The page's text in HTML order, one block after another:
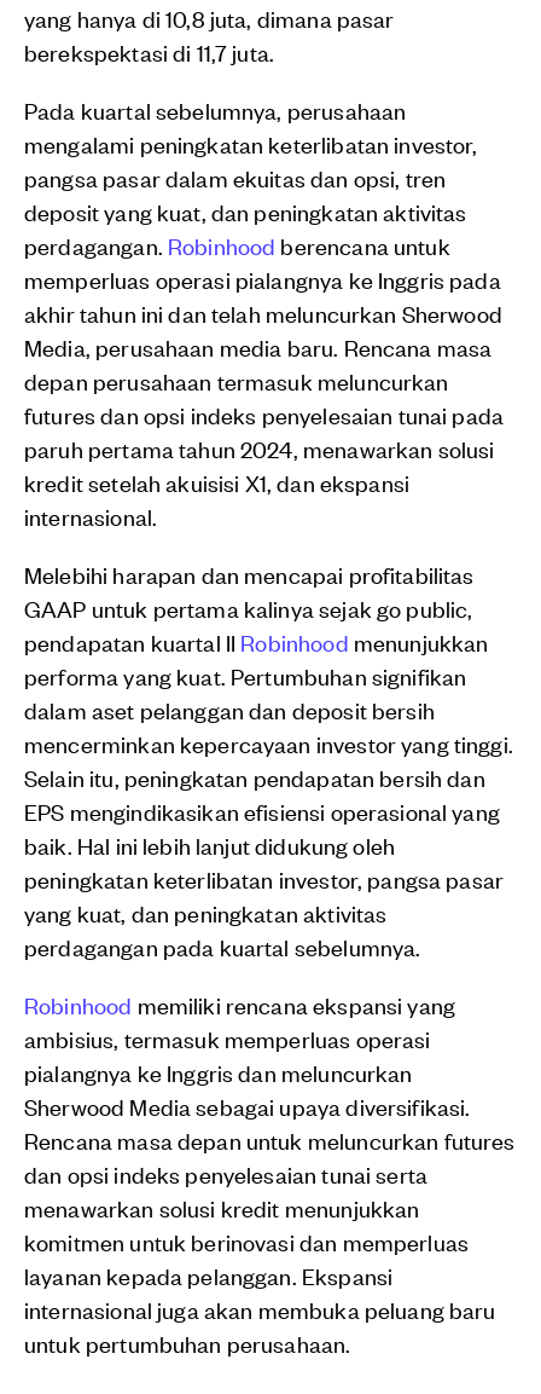
yang hanya di 10,8 juta, dimana pasar
berekspektasi di 11,7 juta.
Pada kuartal sebelumnya, perusahaan
mengalami peningkatan keterlibatan investor,
pangsa pasar dalam ekuitas dan opsi, tren
deposit yang kuat, dan peningkatan aktivitas
perdagangan. Robinhood berencana untuk
memperluas operasi pialangnya ke Inggris pada
akhir tahun ini dan telah meluncurkan Sherwood
Media, perusahaan media baru. Rencana masa
depan perusahaan termasuk meluncurkan
futures dan opsi indeks penyelesaian tunai pada
paruh pertama tahun 2024, menawarkan solusi
kredit setelah akuisisi X1, dan ekspansi
internasional.
Melebihi harapan dan mencapai profitabilitas
GAAP untuk pertama kalinya sejak go public,
pendapatan kuartal II Robinhood menunjukkan
performa yang kuat. Pertumbuhan signifikan
dalam aset pelanggan dan deposit bersih
mencerminkan kepercayaan investor yang tinggi.
Selain itu, peningkatan pendapatan bersih dan
EPS mengindikasikan efisiensi operasional yang
baik. Hal ini lebih lanjut didukung oleh
peningkatan keterlibatan investor, pangsa pasar
yang kuat, dan peningkatan aktivitas
perdagangan pada kuartal sebelumnya.
Robinhood memiliki rencana ekspansi yang
ambisius, termasuk memperluas operasi
pialangnya ke Inggris dan meluncurkan
Sherwood Media sebagai upaya diversifikasi.
Rencana masa depan untuk meluncurkan futures
dan opsi indeks penyelesaian tunai serta
menawarkan solusi kredit menunjukkan
komitmen untuk berinovasi dan memperluas
layanan kepada pelanggan. Ekspansi
internasional juga akan membuka peluang baru
untuk pertumbuhan perusahaan.